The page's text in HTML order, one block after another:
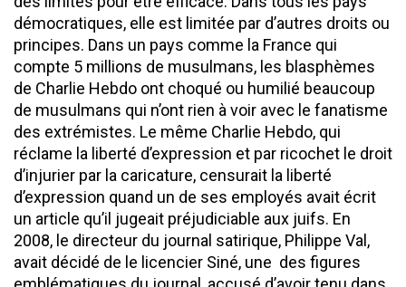
démocratiques, elle est limitée par d’autres droits ou
principes. Dans un pays comme la France qui
compte 5 millions de musulmans, les blasphèmes
de Charlie Hebdo ont choqué ou humilié beaucoup
de musulmans qui n’ont rien à voir avec le fanatisme
des extrémistes. Le même Charlie Hebdo, qui
réclame la liberté d’expression et par ricochet le droit
d’injurier par la caricature, censurait la liberté
d’expression quand un de ses employés avait écrit
un article qu’il jugeait préjudiciable aux juifs. En
2008, le directeur du journal satirique, Philippe Val,
avait décidé de le licencier Siné, une des figures